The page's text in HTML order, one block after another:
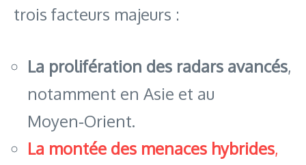
trois facteurs majeurs :
La prolifération des radars avancés,
notamment en Asie et au
Moyen‑Orient.
La montée des menaces hybrides,